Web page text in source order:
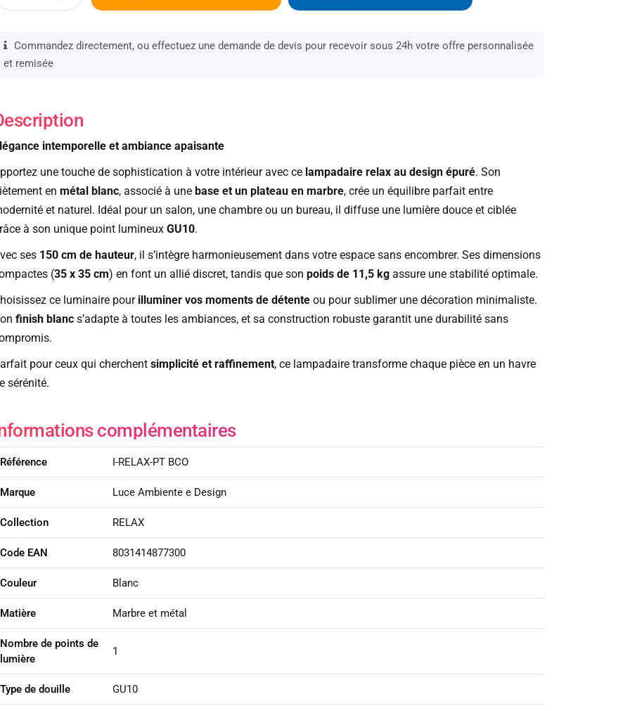
Commandez directement, ou effectuez une demande de devis pour recevoir sous 24h votre offre personnalisée
et remisée
intemporelle et ambiance apaisante
une touche de sophistication à votre intérieur avec ce lampadaire relax au design épuré. Son
en métal blanc, associé à une base et un plateau en marbre, crée un équilibre parfait entre
et naturel. Idéal pour un salon, une chambre ou un bureau, il diffuse une lumière douce et ciblée
à son unique point lumineux GU10.
ses 150 cm de hauteur, il s’intègre harmonieusement dans votre espace sans encombrer. Ses dimensions
(35 x 35 cm) en font un allié discret, tandis que son poids de 11,5 kgassure une stabilité optimale.
ce luminaire pour illuminer vos moments de détenteou pour sublimer une décoration minimaliste.
finish blancs’adapte à toutes les ambiances, et sa construction robuste garantit une durabilité sans
pour ceux qui cherchent simplicité et raffinement, ce lampadaire transforme chaque pièce en un havre
sérénité.
complémentaires
Référence I-RELAX-PT BCO
Marque Luce Ambiente e Design
Collection RELAX
Code EAN 8031414877300
Couleur Blanc
Matière Marbre et métal
Nombre de points de
lumière
1
Type de douille GU10